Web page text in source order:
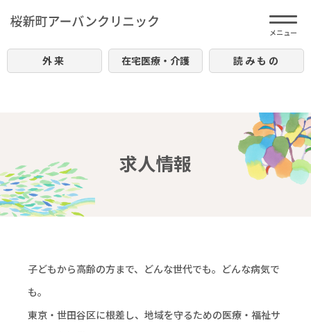
外来 在宅医療・介護 読みもの
求人情報
子どもから高齢の方まで、どんな世代でも。どんな病気で
も。
東京・世田谷区に根差し、地域を守るための医療・福祉サ